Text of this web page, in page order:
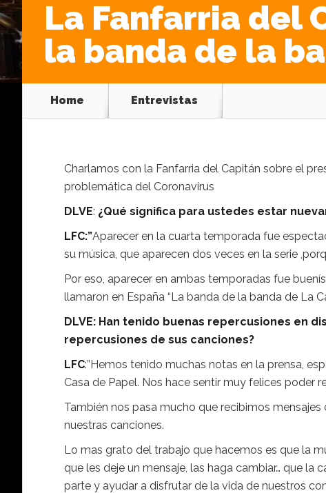
La Fanfarria del
la banda de la
Home Entrevistas
Charlamos con la Fanfarria del Capitán sobre el
problemática del Coronavirus
DLVE: ¿Qué significa para ustedes estar
LFC:”Aparecer en la cuarta temporada fue
su música, que aparecen dos veces en la serie
Por eso, aparecer en ambas temporadas fue
llamaron en España “La banda de la banda de La
DLVE: Han tenido buenas repercusiones en
repercusiones de sus canciones?
LFC:”Hemos tenido muchas notas en la prensa,
Casa de Papel. Nos hace sentir muy felices poder
También nos pasa mucho que recibimos
nuestras canciones.
Lo mas grato del trabajo que hacemos es que la
que les deje un mensaje, las haga cambiar… que la
parte y ayudar a disfrutar de la vida de nuestros